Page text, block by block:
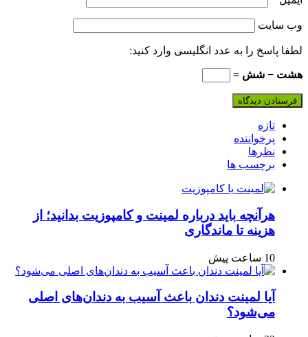
وب‌ سایت
لطفا پاسخ را به عدد انگلیسی وارد کنید:
هشت − شش =
تازه
پرخواننده
نظرها
برچسب ها
هرآنچه باید درباره لمینت و کامپوزیت بدانید؛ از
هزینه تا ماندگاری
10 ساعت پیش
آیا لمینت دندان باعث آسیب به دندان‌های اصلی
می‌شود؟